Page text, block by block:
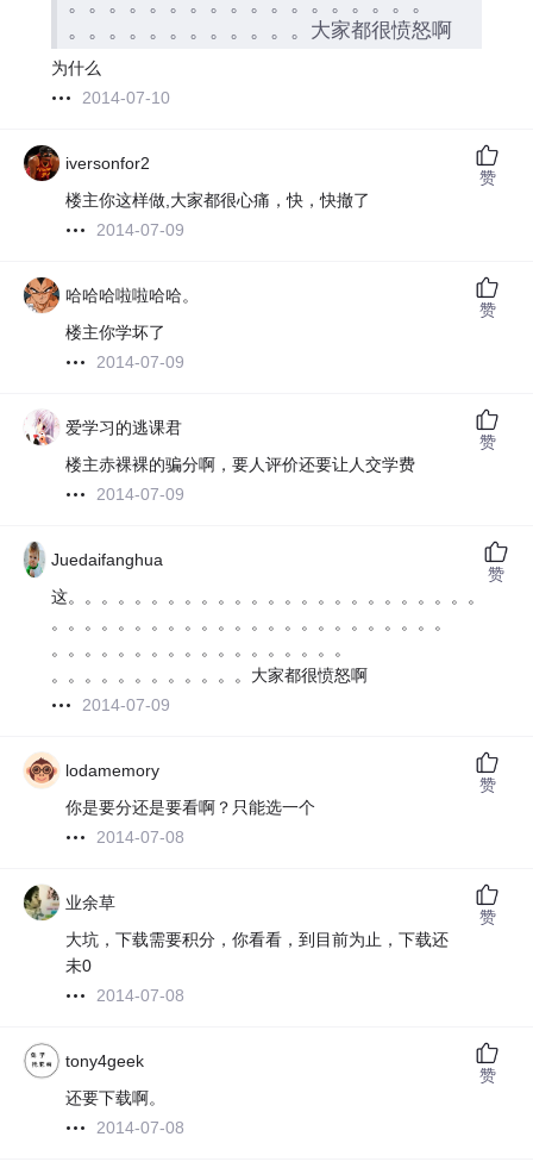
。。。。。。。。。。。。大家都很愤怒啊
为什么
2014-07-10
iversonfor2
楼主你这样做,大家都很心痛，快，快撤了
2014-07-09
赞
哈哈哈啦啦哈哈。
楼主你学坏了
2014-07-09
赞
爱学习的逃课君
楼主赤裸裸的骗分啊，要人评价还要让人交学费
2014-07-09
赞
Juedaifanghua
这。。。。。。。。。。。。。。。。。。。。。。。。。。。
。。。。。。。。。。。。。。。。。。。。。。。。
。。。。。。。。。。。。。。。。。。
。。。。。。。。。。。。大家都很愤怒啊
2014-07-09
赞
lodamemory
你是要分还是要看啊？只能选一个
2014-07-08
赞
业余草
大坑，下载需要积分，你看看，到目前为止，下载还
未0
2014-07-08
赞
tony4geek
还要下载啊。
2014-07-08
赞